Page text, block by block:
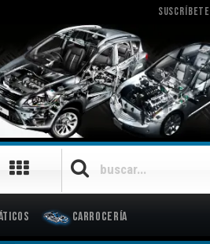
SUSCRÍBETE
Carrocería